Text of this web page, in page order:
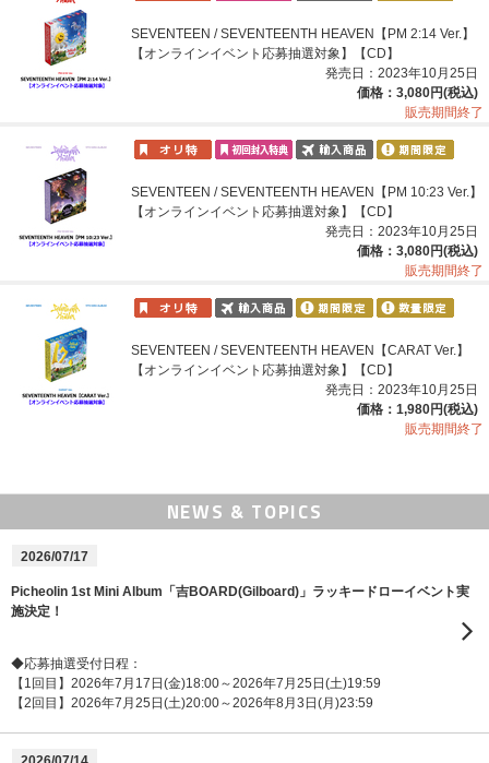
SEVENTEEN / SEVENTEENTH HEAVEN【PM 2:14 Ver.】
【オンラインイベント応募抽選対象】【CD】
発売日：2023年10月25日
価格：3,080円(税込)
販売期間終了
SEVENTEEN / SEVENTEENTH HEAVEN【PM 10:23 Ver.】
【オンラインイベント応募抽選対象】【CD】
発売日：2023年10月25日
価格：3,080円(税込)
販売期間終了
SEVENTEEN / SEVENTEENTH HEAVEN【CARAT Ver.】
【オンラインイベント応募抽選対象】【CD】
発売日：2023年10月25日
価格：1,980円(税込)
販売期間終了
NEWS & TOPICS
2026/07/17
Picheolin 1st Mini Album「吉BOARD(Gilboard)」ラッキードローイベント実
施決定！
◆応募抽選受付日程：
【1回目】2026年7月17日(金)18:00～2026年7月25日(土)19:59
【2回目】2026年7月25日(土)20:00～2026年8月3日(月)23:59